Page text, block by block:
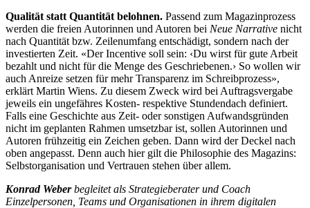
Qualität statt Quantität belohnen. Passend zum ­Magazinprozess
werden die freien Autorinnen und Autoren bei Neue Narrative nicht
nach Quantität bzw. Zeilenumfang entschädigt, sondern nach der
investierten Zeit. «Der Incentive soll sein: ‹Du wirst für gute Arbeit
bezahlt und nicht für die Menge des Geschriebenen.› So wollen wir
auch Anreize setzen für mehr Transparenz im Schreibprozess»,
erklärt Martin Wiens. Zu diesem Zweck wird bei Auftragsvergabe
jeweils ein ungefähres Kosten- respektive Stundendach definiert.
Falls eine Geschichte aus Zeit- oder sonstigen Aufwandsgründen
nicht im geplanten Rahmen umsetzbar ist, sollen Autorinnen und
Autoren frühzeitig ein Zeichen geben. Dann wird der Deckel nach
oben angepasst. Denn auch hier gilt die Philosophie des Magazins:
Selbstorganisation und Vertrauen stehen über allem.
Konrad Weberbegleitet als Strategieberater und Coach
Einzelpersonen, Teams und Organisationen in ihrem digitalen